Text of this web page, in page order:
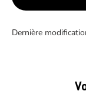
Dernière